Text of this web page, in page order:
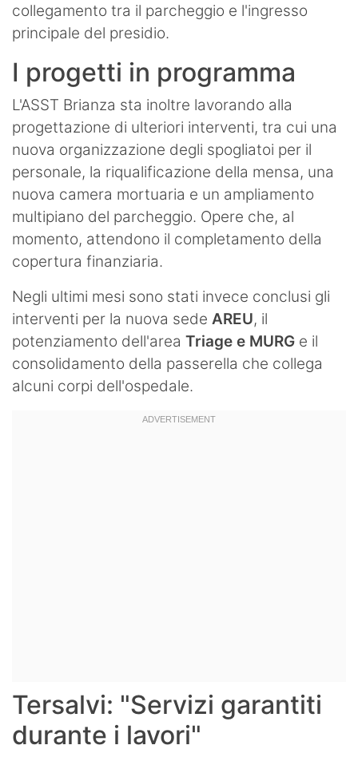
collegamento tra il parcheggio e l'ingresso
principale del presidio.
I progetti in programma
L'ASST Brianza sta inoltre lavorando alla
progettazione di ulteriori interventi, tra cui una
nuova organizzazione degli spogliatoi per il
personale, la riqualificazione della mensa, una
nuova camera mortuaria e un ampliamento
multipiano del parcheggio. Opere che, al
momento, attendono il completamento della
copertura finanziaria.
Negli ultimi mesi sono stati invece conclusi gli
interventi per la nuova sede AREU, il
potenziamento dell'area Triage e MURG e il
consolidamento della passerella che collega
alcuni corpi dell'ospedale.
Tersalvi: "Servizi garantiti
durante i lavori"